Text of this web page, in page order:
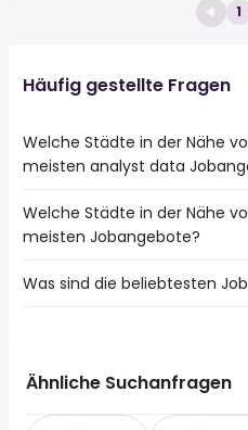
1
Häufig gestellte Fragen
Welche Städte in der Nähe
meisten analyst data
Städte in der Nähe von
data Jobs:
Ravensburg
Tettnang
Welche Städte in der Nähe
meisten Jobangebote?
10 Städte in der Nähe von
Singen (Hohentwiel)
Was sind die beliebtesten
quereinsteiger
Ähnliche Suchanfragen